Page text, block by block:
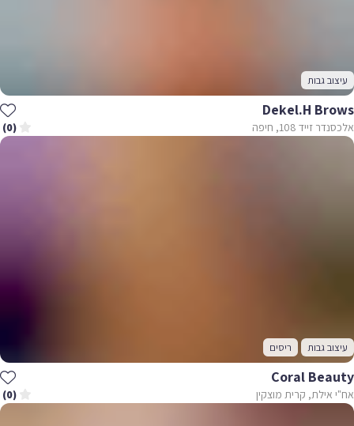
עיצוב גבות
Dekel.H Brows
אלכסנדר זייד 108, חיפה (0)
עיצוב גבות ריסים
Coral Beauty
אח"י אילת, קרית מוצקין (0)